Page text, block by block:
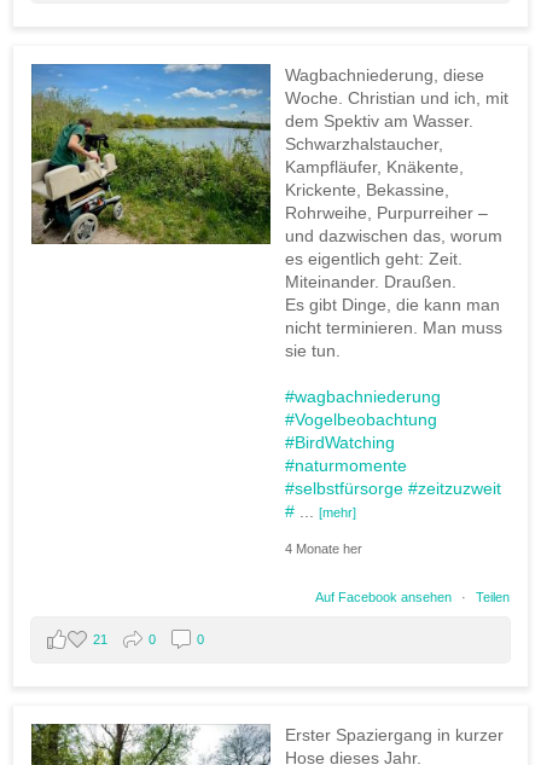
Wagbachniederung, diese
Woche. Christian und ich, mit
dem Spektiv am Wasser.
Schwarzhalstaucher,
Kampfläufer, Knäkente,
Krickente, Bekassine,
Rohrweihe, Purpurreiher –
und dazwischen das, worum
es eigentlich geht: Zeit.
Miteinander. Draußen.
Es gibt Dinge, die kann man
nicht terminieren. Man muss
sie tun.
#wagbachniederung
#Vogelbeobachtung
#BirdWatching
#naturmomente
#selbstfürsorge #zeitzuzweit
#
[mehr]
4 Monate her
Auf Facebook ansehen · Teilen
21 0 0
Erster Spaziergang in kurzer
Hose dieses Jahr.